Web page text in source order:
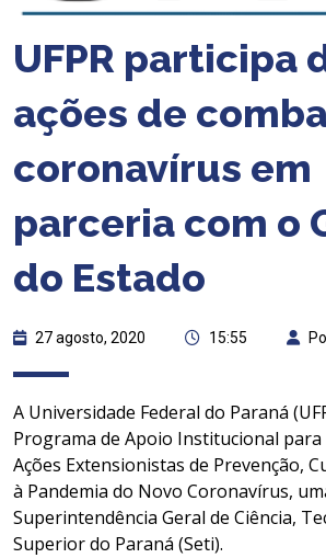
UFPR participa
ações de
coronavírus em
parceria com o
do Estado
27 agosto, 2020 15:55
A Universidade Federal do Paraná
Programa de Apoio Institucional para
Ações Extensionistas de Prevenção,
à Pandemia do Novo Coronavírus,
Superintendência Geral de Ciência,
Superior do Paraná (Seti).